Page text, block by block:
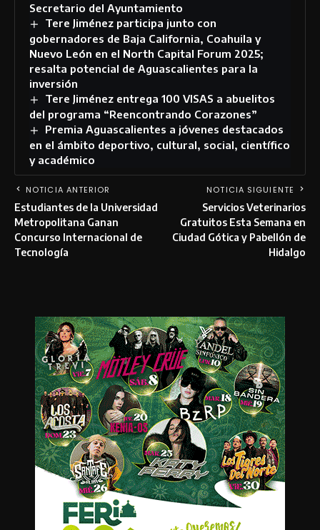
Secretario del Ayuntamiento
Tere Jiménez participa junto con
gobernadores de Baja California, Coahuila y
Nuevo León en el North Capital Forum 2025;
resalta potencial de Aguascalientes para la
inversión
Tere Jiménez entrega 100 VISAS a abuelitos
del programa “Reencontrando Corazones”
Premia Aguascalientes a jóvenes destacados
en el ámbito deportivo, cultural, social, científico
y académico
NOTICIA ANTERIOR
Estudiantes de la Universidad
Metropolitana Ganan
Concurso Internacional de
Tecnología
NOTICIA SIGUIENTE
Servicios Veterinarios
Gratuitos Esta Semana en
Ciudad Gótica y Pabellón de
Hidalgo